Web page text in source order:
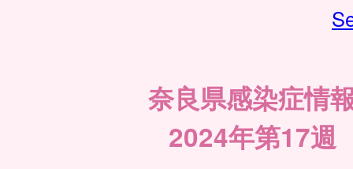
奈良県感染症情
2024年第17週